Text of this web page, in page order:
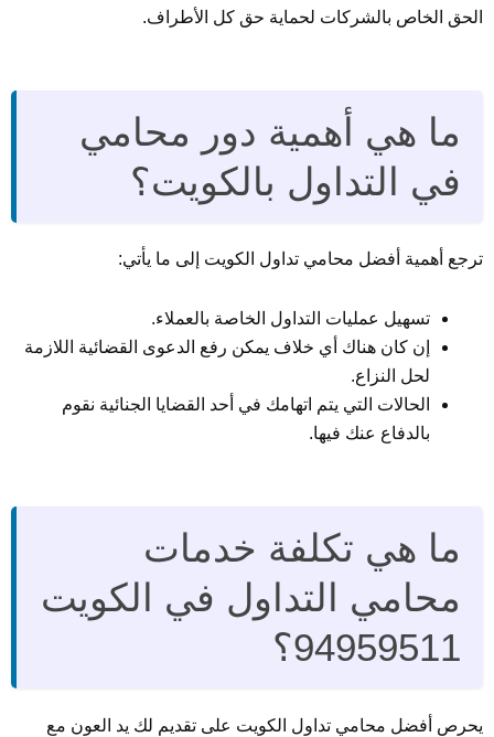
الحق الخاص بالشركات لحماية حق كل الأطراف.
ما هي أهمية دور محامي
في التداول بالكويت؟
ترجع أهمية أفضل محامي تداول الكويت إلى ما يأتي:
تسهيل عمليات التداول الخاصة بالعملاء.
إن كان هناك أي خلاف يمكن رفع الدعوى القضائية اللازمة
لحل النزاع.
الحالات التي يتم اتهامك في أحد القضايا الجنائية نقوم
بالدفاع عنك فيها.
ما هي تكلفة خدمات
محامي التداول في الكويت
94959511؟
يحرص أفضل محامي تداول الكويت على تقديم لك يد العون مع